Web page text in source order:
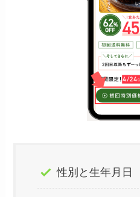
性別と生年月日